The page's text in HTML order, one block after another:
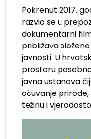
Pokrenut 2017.
razvio se u
dokumentarni
približava
javnosti. U
prostoru
javna ustanova
očuvanje
težinu i